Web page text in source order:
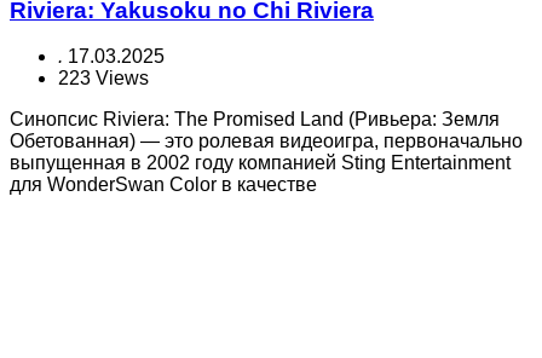
Riviera: Yakusoku no Chi Riviera
. 17.03.2025
223 Views
Синопсис Riviera: The Promised Land (Ривьера: Земля
Обетованная) — это ролевая видеоигра, первоначально
выпущенная в 2002 году компанией Sting Entertainment
для WonderSwan Color в качестве